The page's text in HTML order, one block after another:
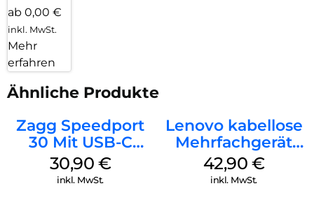
ab 0,00 €
inkl. MwSt.
Mehr
erfahren
Ähnliche Produkte
Zagg Speedport
30 Mit USB-C
Kabel Weiß
30,90 €
inkl. MwSt.
Lenovo kabellose
Mehrfachgerät
Luna Grey
42,90 €
inkl. MwSt.